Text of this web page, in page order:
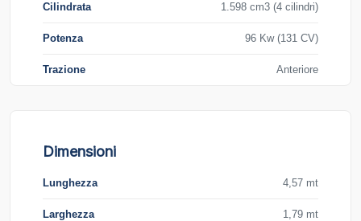
Cilindrata 1.598 cm3 (4 cilindri)
Potenza 96 Kw (131 CV)
Trazione Anteriore
Dimensioni
Lunghezza 4,57 mt
Larghezza 1,79 mt